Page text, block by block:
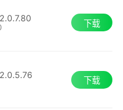
题
修复项资源及相关
下载
下载